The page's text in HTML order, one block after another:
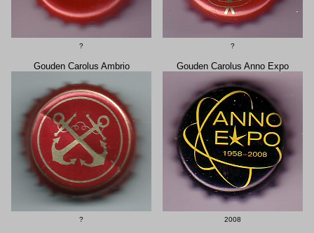
? ?
Gouden Carolus Ambrio
?
Gouden Carolus Anno Expo
2008